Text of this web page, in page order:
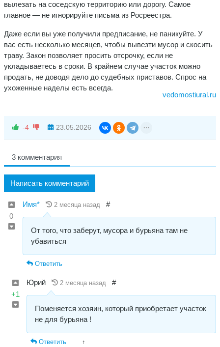
вылезать на соседскую территорию или дорогу. Самое
главное — не игнорируйте письма из Росреестра.
Даже если вы уже получили предписание, не паникуйте. У
вас есть несколько месяцев, чтобы вывезти мусор и скосить
траву. Закон позволяет просить отсрочку, если не
укладываетесь в сроки. В крайнем случае участок можно
продать, не доводя дело до судебных приставов. Спрос на
ухоженные наделы есть всегда.
vedomostiural.ru
-4 23.05.2026
3 комментария
Написать комментарий
0
Имя* 2 месяца назад #
От того, что заберут, мусора и бурьяна там не
убавиться
Ответить
+1
Юрий 2 месяца назад #
Поменяется хозяин, который приобретает участок
не для бурьяна !
Ответить ↑